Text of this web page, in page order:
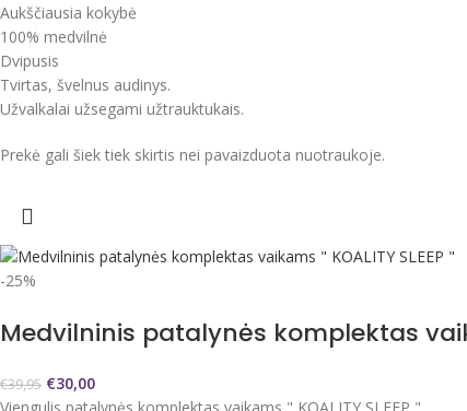
Aukščiausia kokybė
100% medvilnė
Dvipusis
Tvirtas, švelnus audinys.
Užvalkalai užsegami užtrauktukais.
Prekė gali šiek tiek skirtis nei pavaizduota nuotraukoje.
-25%
Medvilninis patalynės komplektas
€39,95 €30,00